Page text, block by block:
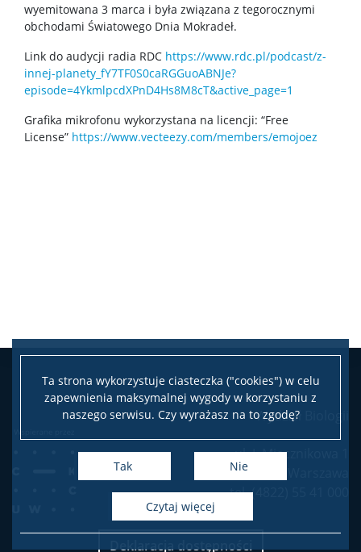
Ta strona wykorzystuje ciasteczka ("cookies") w celu
zapewnienia maksymalnej wygody w korzystaniu z
naszego serwisu. Czy wyrażasz na to zgodę?
Tak Nie
czytaj więcej
USOS
SAP
Projekty
Publikacje i patenty
Nagrody i wyróżnienia
Stopnie i tytuły
wyemitowana 3 marca i była związana z tegorocznymi
obchodami Światowego Dnia Mokradeł.
Link do audycji radia RDC https://www.rdc.pl/podcast/z-
innej-planety_fY7TF0S0caRGGuoABNJe?
episode=4YkmlpcdXPnD4Hs8M8cT&active_page=1
Grafika mikrofonu wykorzystana na licencji: “Free
License” https://www.vecteezy.com/members/emojoez
Wydział Biologii
ul. I. Miecznikowa 1
02-096 Warszawa
tel. (4822) 55 41 000
Deklaracja dostępności